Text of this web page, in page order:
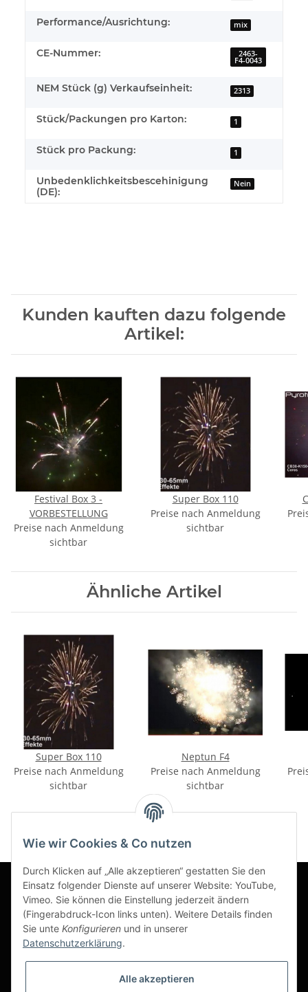
Performance/Ausrichtung: mix
CE-Nummer: 2463-
F4-0043
NEM Stück (g) Verkaufseinheit: 2313
Stück/Packungen pro Karton: 1
Stück pro Packung: 1
Unbedenklichkeitsbescehinigung
(DE):
Nein
Kunden kauften dazu folgende
Artikel:
Festival Box 3 -
VORBESTELLUNG
Preise nach Anmeldung
sichtbar
Super Box 110
Preise nach Anmeldung
sichtbar
Ähnliche Artikel
Super Box 110
Preise nach Anmeldung
sichtbar
Neptun F4
Preise nach Anmeldung
sichtbar
Informationen
Gesetzliche Informationen
Wie wir Cookies & Co nutzen
Durch Klicken auf „Alle akzeptieren“ gestatten Sie den
Einsatz folgender Dienste auf unserer Website: YouTube,
Vimeo. Sie können die Einstellung jederzeit ändern
(Fingerabdruck-Icon links unten). Weitere Details finden
Sie unte Konfigurieren und in unserer
Datenschutzerklärung.
Alle akzeptieren